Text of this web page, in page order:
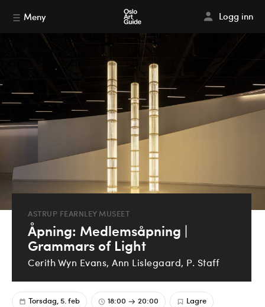
Meny Logg inn
ASTRUP FEARNLEY MUSEET
Åpning: Medlemsåpning |
Grammars of Light
Cerith Wyn Evans, Ann Lislegaard, P. Staff
Torsdag, 5. feb 18:00 20:00 Lagre